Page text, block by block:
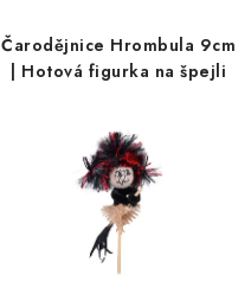
Čarodějnice Hrombula 9cm
| Hotová figurka na špejli